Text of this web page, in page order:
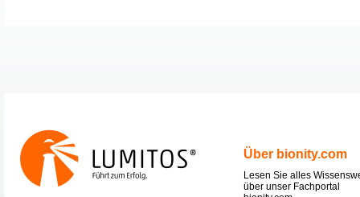
Über bionity.com
Lesen Sie alles
über unser Fachportal